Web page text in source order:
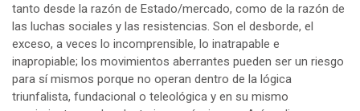
tanto desde la razón de Estado/mercado, como de la razón de
las luchas sociales y las resistencias. Son el desborde, el
exceso, a veces lo incomprensible, lo inatrapable e
inapropiable; los movimientos aberrantes pueden ser un riesgo
para sí mismos porque no operan dentro de la lógica
triunfalista, fundacional o teleológica y en su mismo